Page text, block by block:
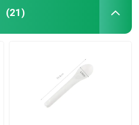
(21)